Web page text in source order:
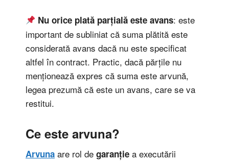
Nu orice plată parțială este avans: este
important de subliniat că suma plătită este
considerată avans dacă nu este specificat
altfel în contract. Practic, dacă părțile nu
menționează expres că suma este arvună,
legea prezumă că este un avans, care se va
restitui.
Ce este arvuna?
Arvuna are rol de garanție a executării